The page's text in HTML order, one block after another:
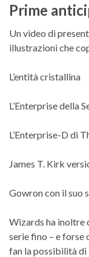
Prime
Un video di
illustrazioni che
L’entità cristallina
L’Enterprise della
L’Enterprise-D di
James T. Kirk
Gowron con il suo
Wizards ha inoltre
serie fino – e forse
fan la possibilità di